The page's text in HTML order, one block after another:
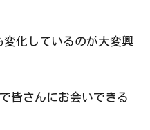
変化しているのが大変興
皆さんにお会いできる